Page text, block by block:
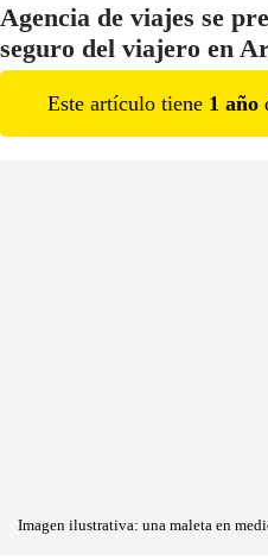
Agencia de viajes se
seguro del viajero en
Este artículo tiene 1 año
Imagen ilustrativa: una maleta en